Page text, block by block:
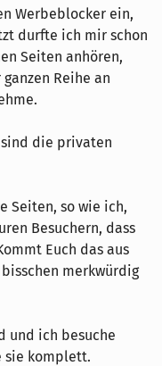
Werbeblocker ein,
durfte ich mir schon
Seiten anhören,
Reihe an
die privaten
Seiten, so wie ich,
Besuchern, dass
Euch das aus
merkwürdig
und ich besuche
sie komplett.